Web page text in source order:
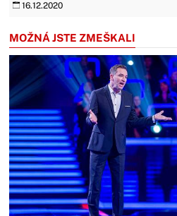
16.12.2020
MOŽNÁ JSTE ZMEŠKALI